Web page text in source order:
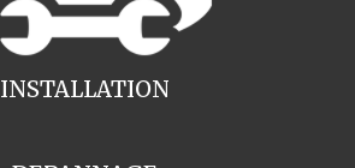
INSTALLATION